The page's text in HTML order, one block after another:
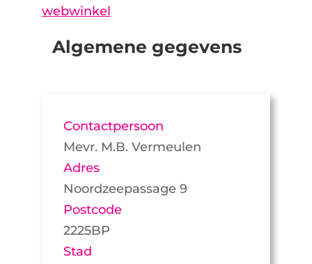
webwinkel
Algemene gegevens
Contactpersoon
Mevr. M.B. Vermeulen
Adres
Noordzeepassage 9
Postcode
2225BP
Stad